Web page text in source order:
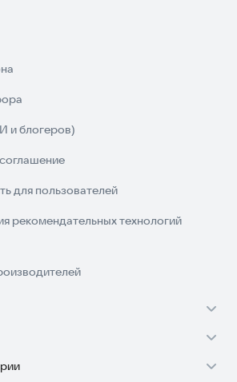
и блогеров)
для пользователей
рекомендательных технологий
TV
телефон